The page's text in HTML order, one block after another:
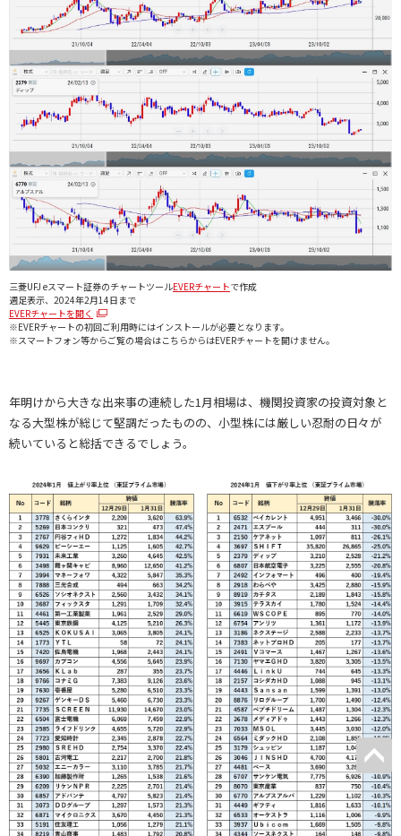
三菱UFJ eスマート証券のチャートツールEVERチャートで作成
週足表示、2024年2月14日まで
EVERチャートを開く
※EVERチャートの初回ご利用時にはインストールが必要となります。
※スマートフォン等からご覧の場合はこちらからはEVERチャートを開けません。
年明けから大きな出来事の連続した1月相場は、機関投資家の投資対象と
なる大型株が総じて堅調だったものの、小型株には厳しい忍耐の日々が
続いていると総括できるでしょう。